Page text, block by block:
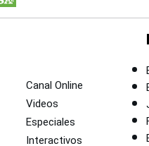
Canal Online
Videos
Especiales
Interactivos